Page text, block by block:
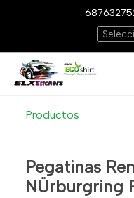
Productos
Pegatinas
NÜrburgring